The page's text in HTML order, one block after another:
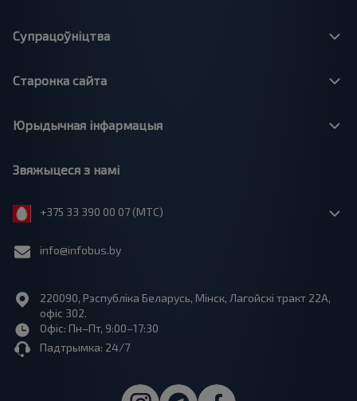
Супрацоўніцтва
Старонка сайта
Юрыдычная інфармацыя
Звяжыцеся з намі
+375 33 390 00 07 (МТС)
info@infobus.by
220090, Рэспубліка Беларусь, Мінск, Лагойскі тракт 22A,
офіс 302.
Офіс: Пн–Пт, 9:00–17:30
Падтрымка: 24/7